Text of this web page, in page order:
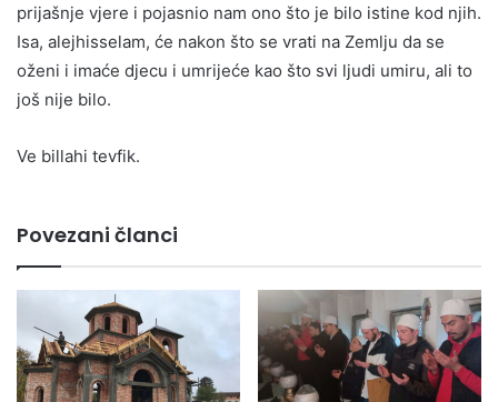
prijašnje vjere i pojasnio nam ono što je bilo istine kod njih.
Isa, alejhisselam, će nakon što se vrati na Zemlju da se
oženi i imaće djecu i umrijeće kao što svi ljudi umiru, ali to
još nije bilo.
Ve billahi tevfik.
Povezani članci